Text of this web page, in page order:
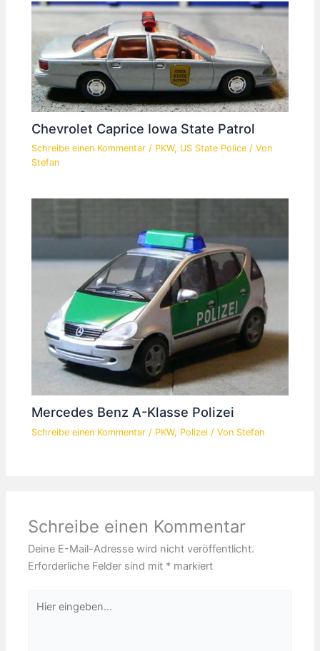
Chevrolet Caprice Iowa State Patrol
Schreibe einen Kommentar / PKW, US State Police / Von
Stefan
Mercedes Benz A-Klasse Polizei
Schreibe einen Kommentar / PKW, Polizei / Von Stefan
Schreibe einen Kommentar
Deine E-Mail-Adresse wird nicht veröffentlicht.
Erforderliche Felder sind mit * markiert
eingeben…